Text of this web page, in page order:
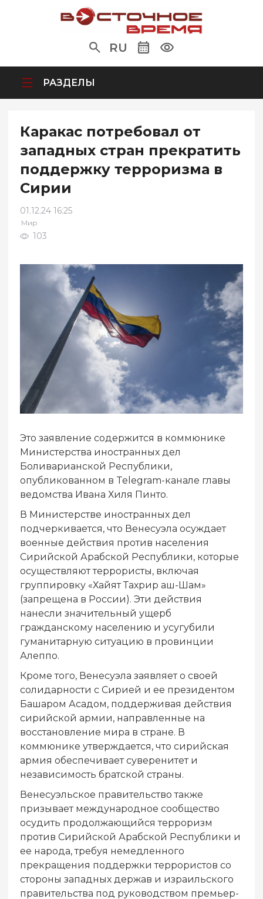
RU
РАЗДЕЛЫ
Каракас потребовал от
западных стран прекратить
поддержку терроризма в
Сирии
01.12.24 16:25
Мир
103
Это заявление содержится в коммюнике
Министерства иностранных дел
Боливарианской Республики,
опубликованном в Telegram-канале главы
ведомства Ивана Хиля Пинто.
В Министерстве иностранных дел
подчеркивается, что Венесуэла осуждает
военные действия против населения
Сирийской Арабской Республики, которые
осуществляют террористы, включая
группировку «Хайят Тахрир аш-Шам»
(запрещена в России). Эти действия
нанесли значительный ущерб
гражданскому населению и усугубили
гуманитарную ситуацию в провинции
Алеппо.
Кроме того, Венесуэла заявляет о своей
солидарности с Сирией и ее президентом
Башаром Асадом, поддерживая действия
сирийской армии, направленные на
восстановление мира в стране. В
коммюнике утверждается, что сирийская
армия обеспечивает суверенитет и
независимость братской страны.
Венесуэльское правительство также
призывает международное сообщество
осудить продолжающийся терроризм
против Сирийской Арабской Республики и
ее народа, требуя немедленного
прекращения поддержки террористов со
стороны западных держав и израильского
правительства под руководством премьер-